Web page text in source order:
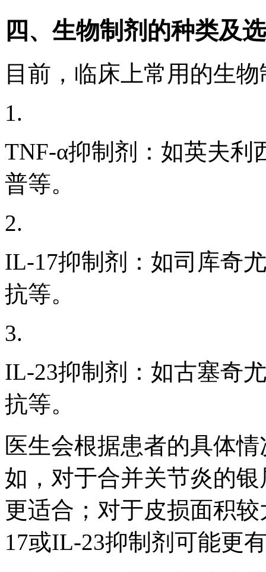
四、生物制剂的种类及
目前，临床上常用的生
1.
TNF-α抑制剂：如英夫利
普等。
2.
IL-17抑制剂：如司库奇
抗等。
3.
IL-23抑制剂：如古塞奇
抗等。
医生会根据患者的具体
如，对于合并关节炎的
更适合；对于皮损面积
17或IL-23抑制剂可能更